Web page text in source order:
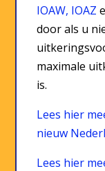
IOAW, IOAZ
door als u
maximale
is.
Lees hier
nieuw
Lees hier